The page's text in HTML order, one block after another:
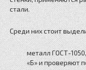
стали.
Среди них стоит
металл ГОСТ-
«Б» и проверяют